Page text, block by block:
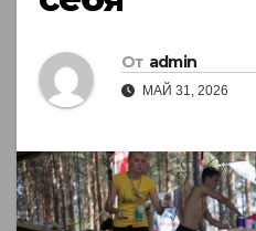
От admin
МАЙ 31, 2026